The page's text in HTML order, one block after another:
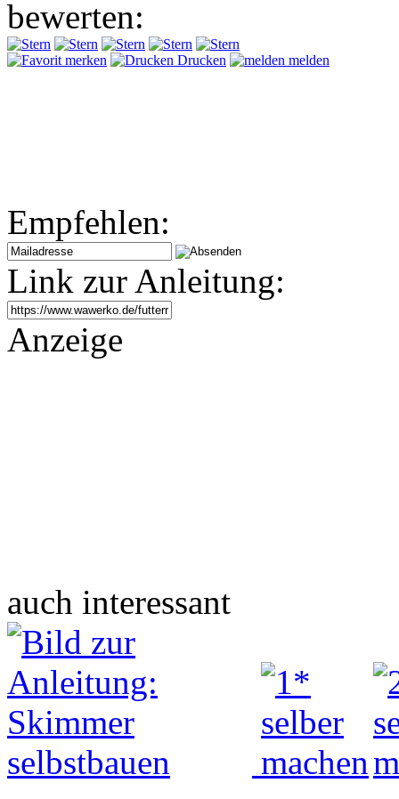
bewerten:
merken Drucken melden
Empfehlen:
Link zur Anleitung:
Anzeige
auch interessant